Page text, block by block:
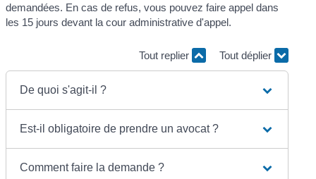
demandées. En cas de refus, vous pouvez faire appel dans
les 15 jours devant la cour administrative d'appel.
Tout replier Tout déplier
De quoi s'agit-il ?
Est-il obligatoire de prendre un avocat ?
Comment faire la demande ?